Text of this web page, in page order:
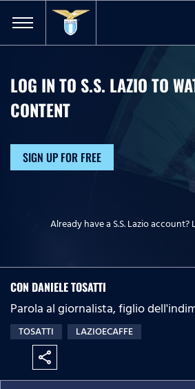
LOG IN TO S.S. LAZIO TO
CONTENT
SIGN UP FOR FREE
Already have a S.S. Lazio account?
CON DANIELE TOSATTI
Parola al giornalista, figlio
TOSATTI LAZIOECAFFE
share